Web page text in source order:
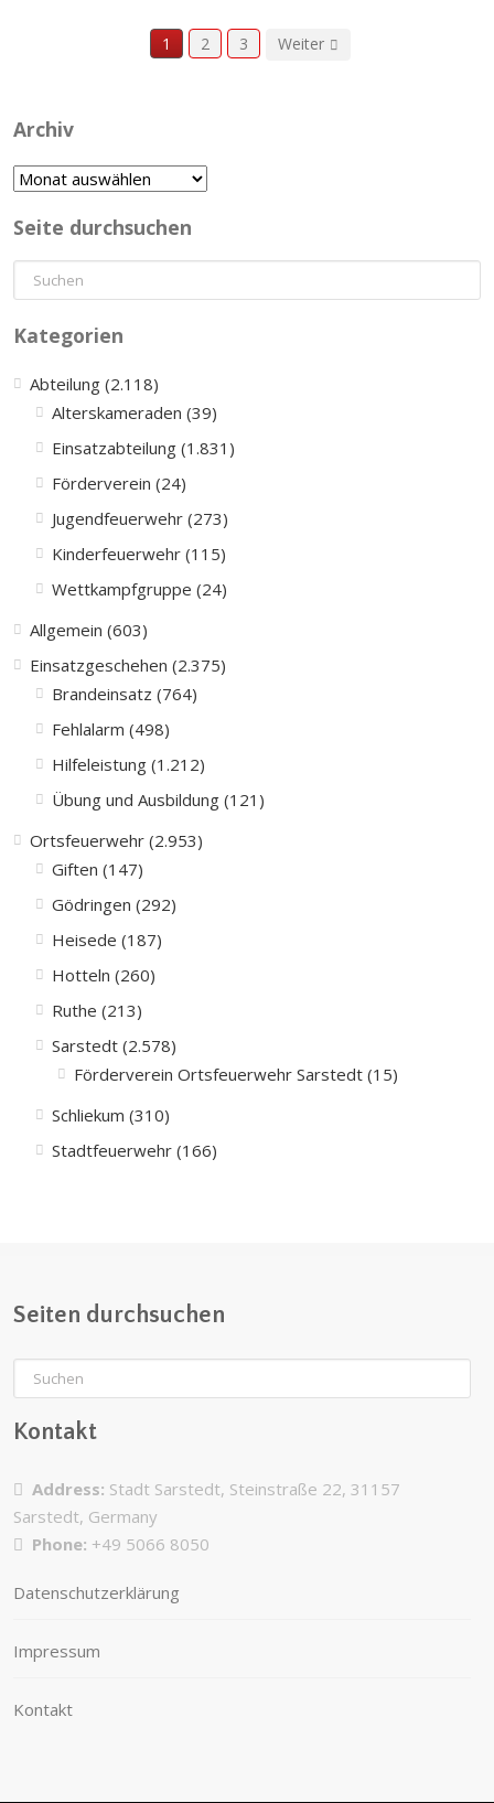
1 2 3 Weiter
Archiv
Archiv
Seite durchsuchen
Kategorien
Abteilung (2.118)
Alterskameraden (39)
Einsatzabteilung (1.831)
Förderverein (24)
Jugendfeuerwehr (273)
Kinderfeuerwehr (115)
Wettkampfgruppe (24)
Allgemein (603)
Einsatzgeschehen (2.375)
Brandeinsatz (764)
Fehlalarm (498)
Hilfeleistung (1.212)
Übung und Ausbildung (121)
Ortsfeuerwehr (2.953)
Giften (147)
Gödringen (292)
Heisede (187)
Hotteln (260)
Ruthe (213)
Sarstedt (2.578)
Förderverein Ortsfeuerwehr Sarstedt (15)
Schliekum (310)
Stadtfeuerwehr (166)
Seiten durchsuchen
Kontakt
Address: Stadt Sarstedt, Steinstraße 22, 31157
Sarstedt, Germany
Phone: +49 5066 8050
Datenschutzerklärung
Impressum
Kontakt